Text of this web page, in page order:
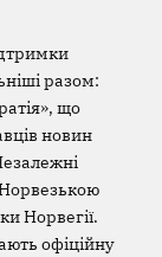
разом:
що
новин
Норвегії.
офіційну